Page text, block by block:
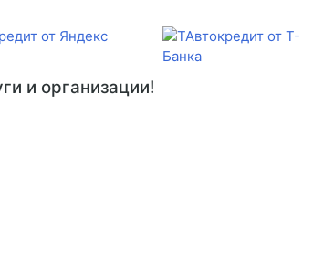
и организации!